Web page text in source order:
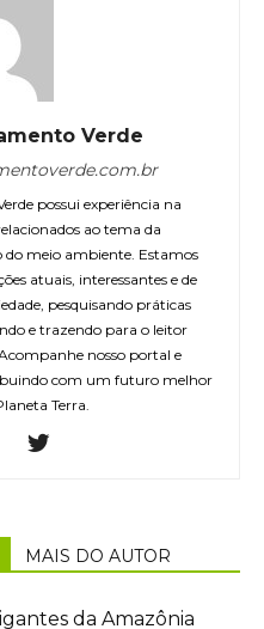
Verde
possui experiência na
ao tema da
do meio ambiente. Estamos
atuais, interessantes e de
pesquisando práticas
e trazendo para o leitor
nosso portal e
com um futuro melhor
Terra.
MAIS DO AUTOR
da Amazônia